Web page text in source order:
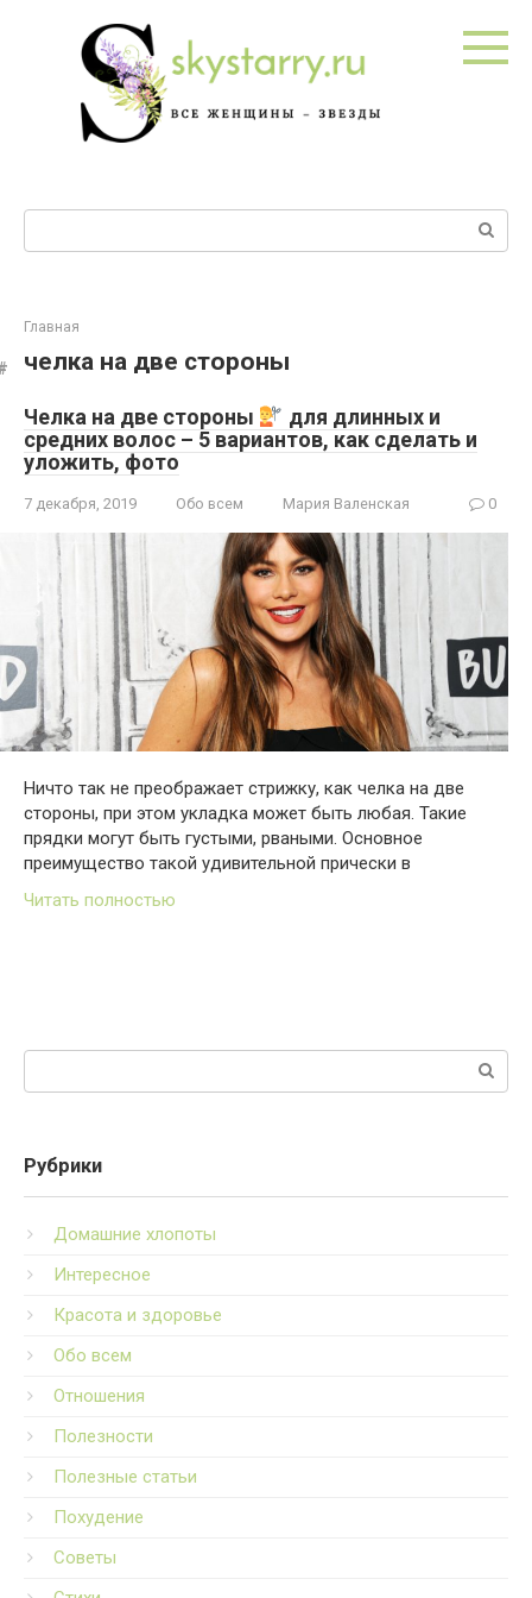
Поиск:
Главная
челка на две стороны
Челка на две стороны
для длинных и
средних волос – 5 вариантов, как сделать и
уложить, фото
7 декабря, 2019 Обо всем Мария Валенская 0
Ничто так не преображает стрижку, как челка на две
стороны, при этом укладка может быть любая. Такие
прядки могут быть густыми, рваными. Основное
преимущество такой удивительной прически в
Читать полностью
Поиск:
Рубрики
Домашние хлопоты
Интересное
Красота и здоровье
Обо всем
Отношения
Полезности
Полезные статьи
Похудение
Советы